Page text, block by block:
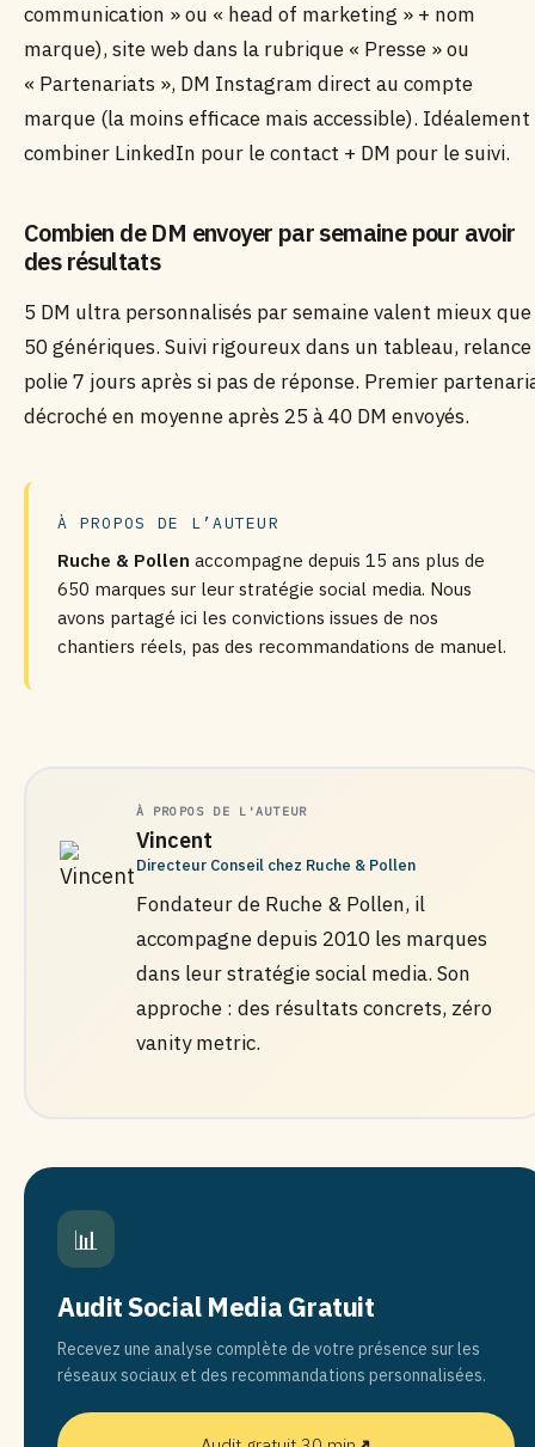
communication » ou « head of marketing » + nom
marque), site web dans la rubrique « Presse » ou
« Partenariats », DM Instagram direct au compte
marque (la moins efficace mais accessible). Idéalement
combiner LinkedIn pour le contact + DM pour le suivi.
Combien de DM envoyer par semaine pour avoir
des résultats
5 DM ultra personnalisés par semaine valent mieux que
50 génériques. Suivi rigoureux dans un tableau, relance
polie 7 jours après si pas de réponse. Premier
décroché en moyenne après 25 à 40 DM envoyés.
À PROPOS DE L’AUTEUR
Ruche & Pollen accompagne depuis 15 ans plus de
650 marques sur leur stratégie social media. Nous
avons partagé ici les convictions issues de nos
chantiers réels, pas des recommandations de manuel.
À PROPOS DE L'AUTEUR
Vincent
Directeur Conseil chez Ruche & Pollen
Fondateur de Ruche & Pollen, il
accompagne depuis 2010 les marques
dans leur stratégie social media. Son
approche : des résultats concrets, zéro
vanity metric.
📊
Audit Social Media Gratuit
Recevez une analyse complète de votre présence sur les
réseaux sociaux et des recommandations personnalisées.